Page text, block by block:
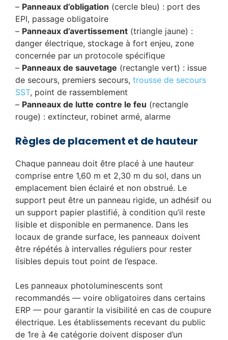
– Panneaux d’obligation (cercle bleu) : port des
EPI, passage obligatoire
– Panneaux d’avertissement (triangle jaune) :
danger électrique, stockage à fort enjeu, zone
concernée par un protocole spécifique
– Panneaux de sauvetage (rectangle vert) : issue
de secours, premiers secours, trousse de secours
SST, point de rassemblement
– Panneaux de lutte contre le feu (rectangle
rouge) : extincteur, robinet armé, alarme
Règles de placement et de hauteur
Chaque panneau doit être placé à une hauteur
comprise entre 1,60 m et 2,30 m du sol, dans un
emplacement bien éclairé et non obstrué. Le
support peut être un panneau rigide, un adhésif ou
un support papier plastifié, à condition qu’il reste
lisible et disponible en permanence. Dans les
locaux de grande surface, les panneaux doivent
être répétés à intervalles réguliers pour rester
lisibles depuis tout point de l’espace.
Les panneaux photoluminescents sont
recommandés — voire obligatoires dans certains
ERP — pour garantir la visibilité en cas de coupure
électrique. Les établissements recevant du public
de 1re à 4e catégorie doivent disposer d’un